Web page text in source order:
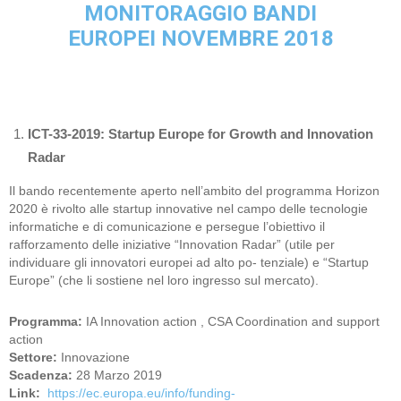
MONITORAGGIO BANDI
EUROPEI NOVEMBRE 2018
ICT-33-2019: Startup Europe for Growth and Innovation
Radar
Il bando recentemente aperto nell’ambito del programma Horizon
2020 è rivolto alle startup innovative nel campo delle tecnologie
informatiche e di comunicazione e persegue l’obiettivo il
rafforzamento delle iniziative “Innovation Radar” (utile per
individuare gli innovatori europei ad alto po- tenziale) e “Startup
Europe” (che li sostiene nel loro ingresso sul mercato).
Programma: IA Innovation action , CSA Coordination and support
action
Settore: Innovazione
Scadenza: 28 Marzo 2019
Link: https://ec.europa.eu/info/funding-